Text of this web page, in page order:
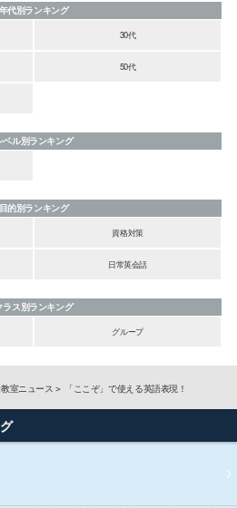
年代別ランキング
30代
50代
ベル別ランキング
目的別ランキング
資格対策
日常英会話
ラス別ランキング
グループ
室ニュース 「ここぞ」で使える英語表現！